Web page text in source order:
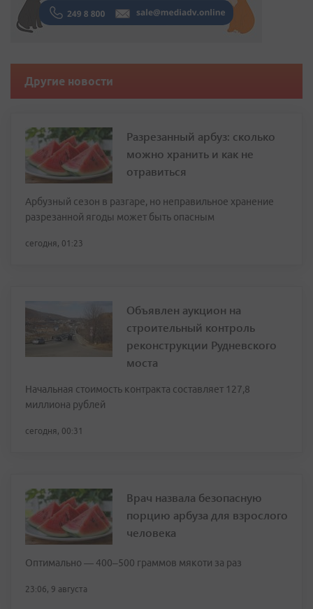
Другие новости
Разрезанный арбуз: сколько
можно хранить и как не
отравиться
Арбузный сезон в разгаре, но неправильное хранение
разрезанной ягоды может быть опасным
сегодня, 01:23
Объявлен аукцион на
строительный контроль
реконструкции Рудневского
моста
Начальная стоимость контракта составляет 127,8
миллиона рублей
сегодня, 00:31
Врач назвала безопасную
порцию арбуза для взрослого
человека
Оптимально — 400–500 граммов мякоти за раз
23:06, 9 августа